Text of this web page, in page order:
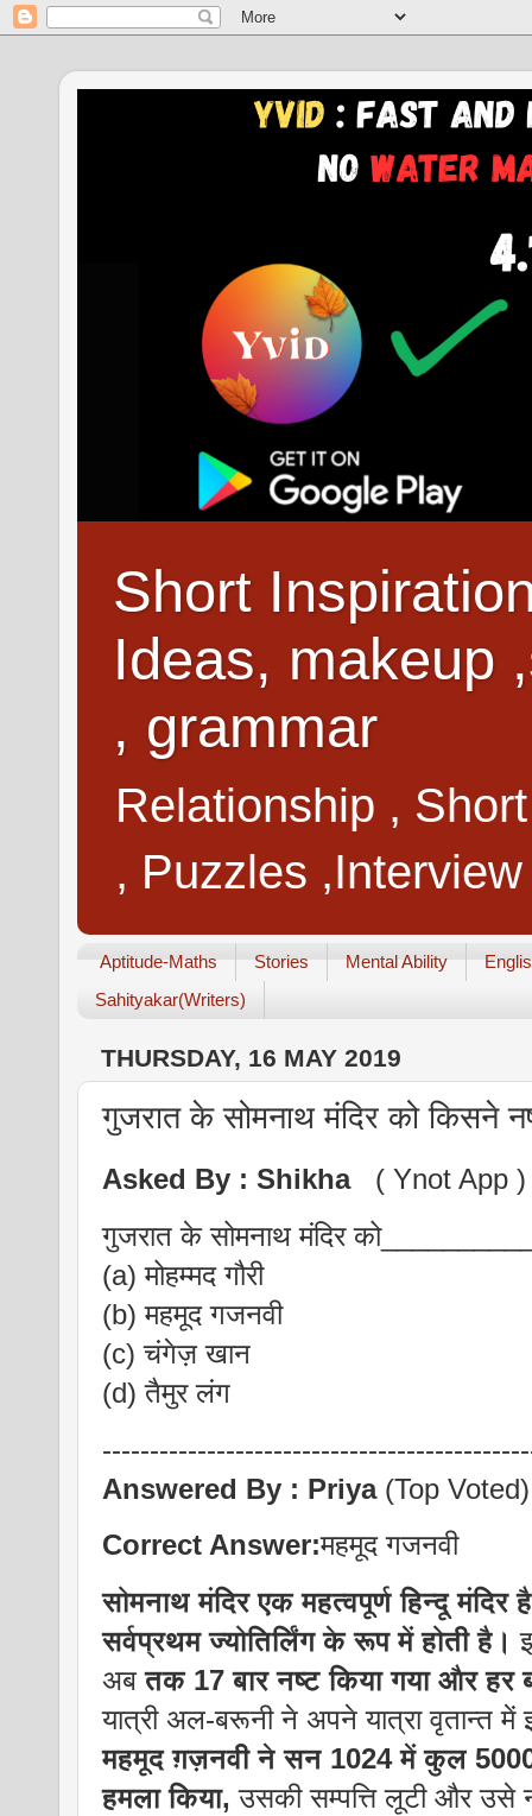
Short
Ideas, makeup
, grammar
Relationship ,
, Puzzles
Aptitude-Maths Stories Mental Ability
Sahityakar(Writers)
THURSDAY, 16 MAY 2019
गुजरात के सोमनाथ मंदिर को किसने
Asked By : Shikha
( Ynot App )
गुजरात के सोमनाथ मंदिर
(a) मोहम्मद गौरी
(b) महमूद गजनवी
(c) चंगेज़ खान
(d) तैमुर लंग
Answered By : Priya(Top Voted)
Correct Answer:महमूद गजनवी
सोमनाथ मंदिर एक महत्वपूर्ण हिन्दू मंदिर
सर्वप्रथम ज्योतिर्लिंग के रूप में होती है।
अबतक 17 बार नष्ट किया गया और हर
यात्री अल-बरूनी ने अपने यात्रा वृतान्त में
महमूद ग़ज़नवी ने सन 1024 में कुल 5000
हमला किया, उसकी सम्पत्ति लूटी और उसे